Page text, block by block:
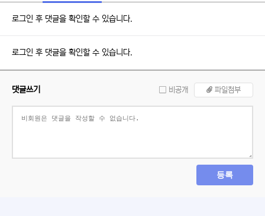
로그인 후 댓글을 확인할 수 있습니다.
로그인 후 댓글을 확인할 수 있습니다.
댓글쓰기 비공개 파일첨부
등록